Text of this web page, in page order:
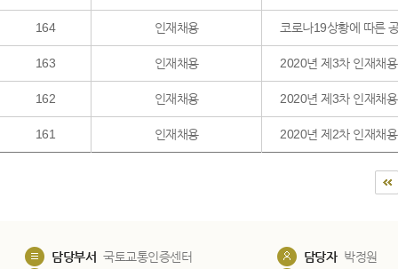
164 인재채용 코로나19상황에 따른
163 인재채용 2020년 제3차 인재채
162 인재채용 2020년 제3차 인재채
161 인재채용 2020년 제2차 인재채
담당부서 국토교통인증센터 담당자 박정원